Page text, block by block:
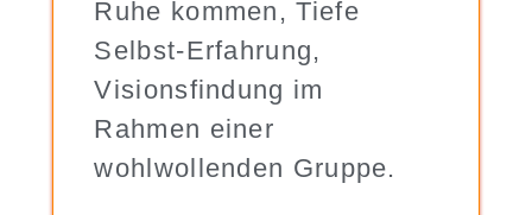
Ruhe kommen, Tiefe
Selbst-Erfahrung,
Visionsfindung im
Rahmen einer
wohlwollenden Gruppe.